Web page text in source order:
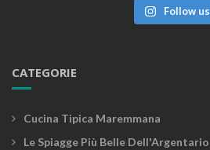
Follow us
CATEGORIE
Cucina Tipica Maremmana
Le Spiagge Più Belle Dell'Argentario